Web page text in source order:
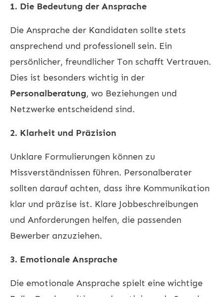
1. Die Bedeutung der Ansprache
Die Ansprache der Kandidaten sollte stets
ansprechend und professionell sein. Ein
persönlicher, freundlicher Ton schafft Vertrauen.
Dies ist besonders wichtig in der
Personalberatung, wo Beziehungen und
Netzwerke entscheidend sind.
2. Klarheit und Präzision
Unklare Formulierungen können zu
Missverständnissen führen. Personalberater
sollten darauf achten, dass ihre Kommunikation
klar und präzise ist. Klare Jobbeschreibungen
und Anforderungen helfen, die passenden
Bewerber anzuziehen.
3. Emotionale Ansprache
Die emotionale Ansprache spielt eine wichtige